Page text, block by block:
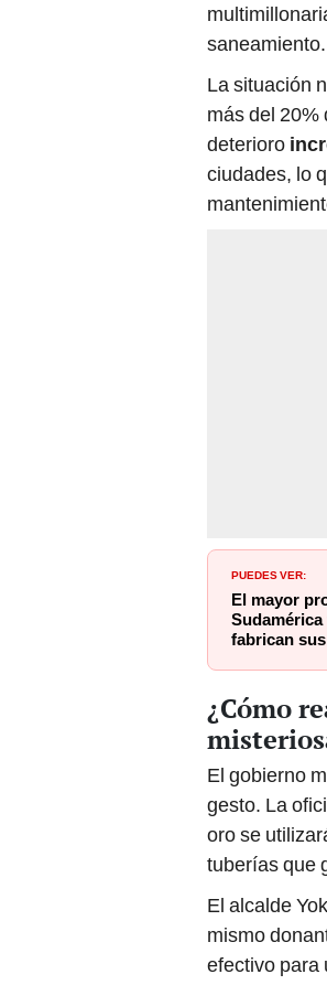
saneamiento.
La situación
más del 20%
deterioro
ciudades, lo
PUEDES VER:
El mayor
Sudamérica
fabrican
¿Cómo
El gobierno
gesto. La
oro se
tuberías que
El alcalde
mismo
efectivo para